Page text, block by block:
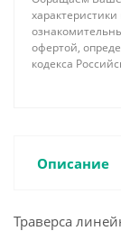
элементами
учетом всех
офертой,
кодекса
Описание
Траверса